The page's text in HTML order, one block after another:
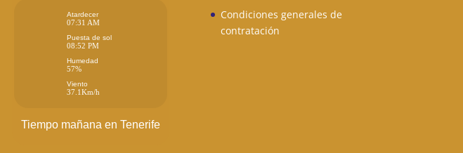
Atardecer
07:31 AM
Puesta de sol
08:52 PM
Humedad
57%
Viento
37.1Km/h
Tiempo mañana en Tenerife
Condiciones generales de
contratación